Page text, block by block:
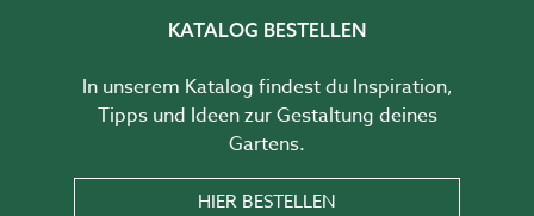
KATALOG BESTELLEN
In unserem Katalog findest du Inspiration,
Tipps und Ideen zur Gestaltung deines
Gartens.
HIER BESTELLEN